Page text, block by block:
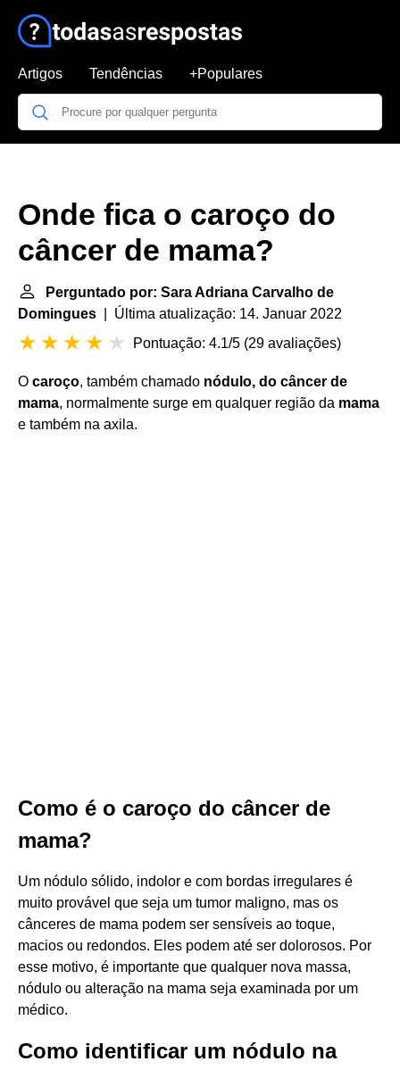
Artigos Tendências +Populares
Onde fica o caroço do
câncer de mama?
Perguntado por: Sara Adriana Carvalho de
Domingues | Última atualização: 14. Januar 2022
Pontuação: 4.1/5 (29 avaliações)
O caroço, também chamado nódulo, do câncer de
mama, normalmente surge em qualquer região da mama
e também na axila.
Como é o caroço do câncer de
mama?
Um nódulo sólido, indolor e com bordas irregulares é
muito provável que seja um tumor maligno, mas os
cânceres de mama podem ser sensíveis ao toque,
macios ou redondos. Eles podem até ser dolorosos. Por
esse motivo, é importante que qualquer nova massa,
nódulo ou alteração na mama seja examinada por um
médico.
Como identificar um nódulo na